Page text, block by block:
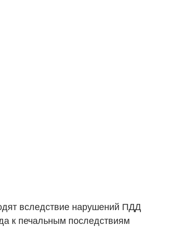
вследствие нарушений ПДД
к печальным последствиям